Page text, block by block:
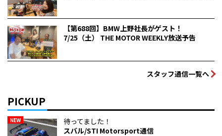
【第688回】BMW上野社長がゲスト！
7/25（土） THE MOTOR WEEKLY放送予告
スタッフ通信一覧へ
PICKUP
NEW
待ってました！
スバル/STI Motorsport通信